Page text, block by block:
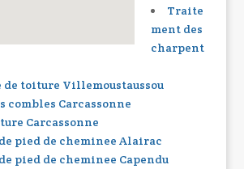
Traite
ment des
charpent
de toiture Villemoustaussou
combles Carcassonne
Carcassonne
pied de cheminee Alairac
pied de cheminee Capendu